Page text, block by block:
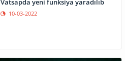
Vatsapda yeni funksiya yaradılıb
10-03-2022